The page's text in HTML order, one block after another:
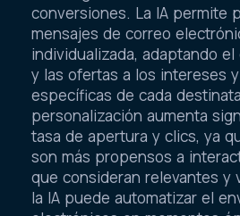
conversiones. La IA permite
mensajes de correo
individualizada, adaptando
y las ofertas a los intereses
específicas de cada
personalización aumenta
tasa de apertura y clics, ya
son más propensos a
que consideran relevantes y
la IA puede automatizar el